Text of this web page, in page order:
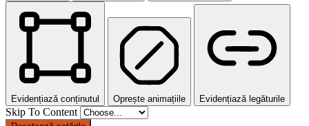
Evidențiază conținutul Oprește animațiile Evidențiază legăturile
Skip To Content